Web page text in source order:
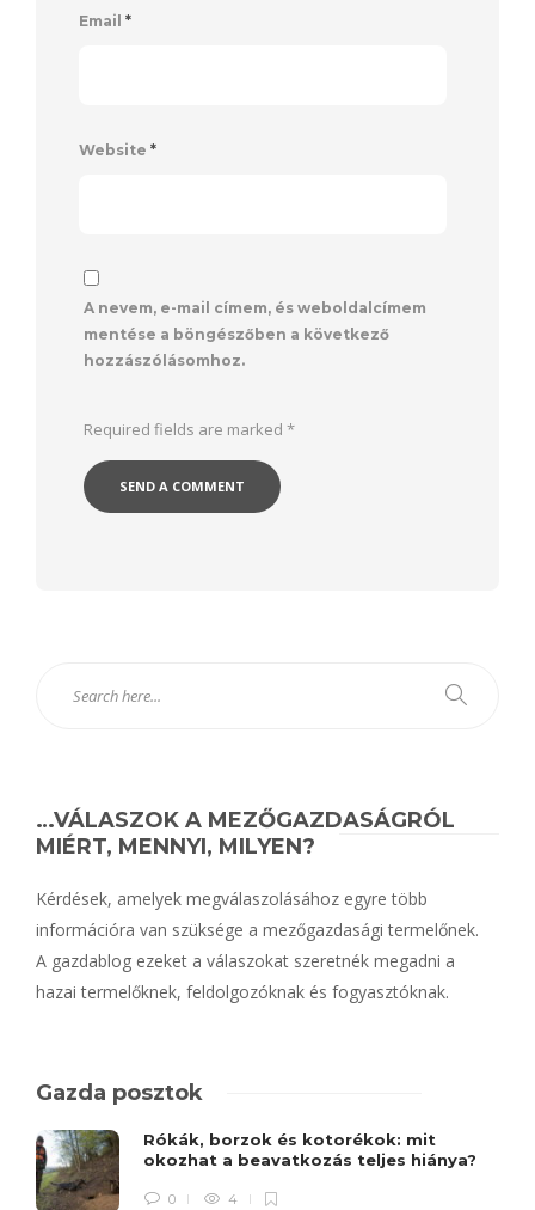
Email *
Website *
A nevem, e-mail címem, és weboldalcímem
mentése a böngészőben a következő
hozzászólásomhoz.
Required fields are marked *
…VÁLASZOK A MEZŐGAZDASÁGRÓL
MIÉRT, MENNYI, MILYEN?
Kérdések, amelyek megválaszolásához egyre több
információra van szüksége a mezőgazdasági termelőnek.
A gazdablog ezeket a válaszokat szeretnék megadni a
hazai termelőknek, feldolgozóknak és fogyasztóknak.
Gazda posztok
Rókák, borzok és kotorékok: mit
okozhat a beavatkozás teljes hiánya?
0 4